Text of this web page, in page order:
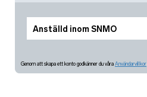
Anställd inom SNMO
Genom att skapa ett konto godkänner du våra Användarvillkor